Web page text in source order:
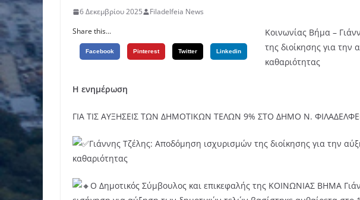
6 Δεκεμβρίου 2025
Filadelfeia News
Share this...
Facebook Pinterest Twitter Linkedin
Κοινωνίας Βήμα –
της διοίκησης για
καθαριότητας
Η ενημέρωση
ΓΙΑ ΤΙΣ ΑΥΞΗΣΕΙΣ ΤΩΝ ΔΗΜΟΤΙΚΩΝ ΤΕΛΩΝ 9% ΣΤΟ ΔΗΜΟ Ν.
Γιάννης Τζέλης: Αποδόμηση ισχυρισμών της διοίκησης για την
καθαριότητας
Ο Δημοτικός Σύμβουλος και επικεφαλής της ΚΟΙΝΩΝΙΑΣ ΒΗΜΑ